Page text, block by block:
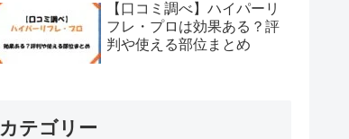
【口コミ調べ】ハイパーリ
フレ・プロは効果ある？評
判や使える部位まとめ
カテゴリー